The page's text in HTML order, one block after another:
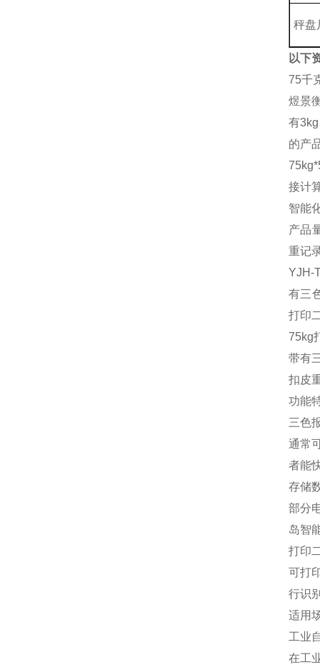
秤盘
以下
75千
煜景
有
的产
接计
智能
产品
重记
YJH-
有三
打印
75kg
带有
扣皮
功能
三色
通常
者能
存储
部分
岛智
打印
可打
行识
适用
工业
在工